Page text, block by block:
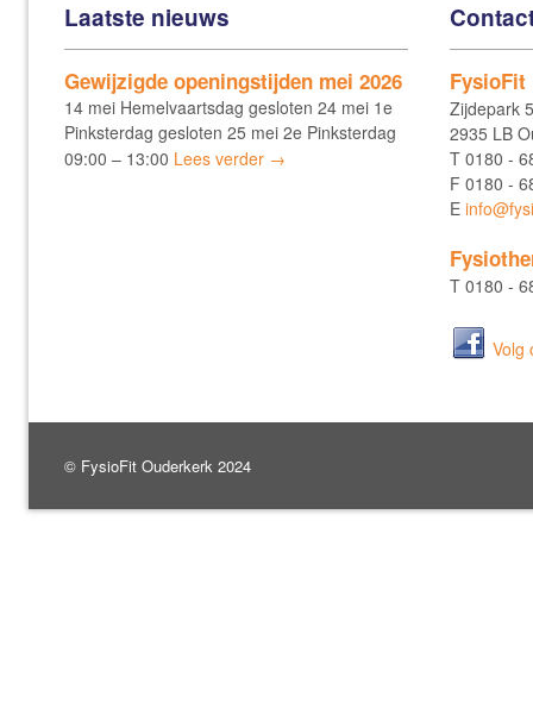
Laatste nieuws
Gewijzigde openingstijden mei 2026
14 mei Hemelvaartsdag gesloten 24 mei 1e
Pinksterdag gesloten 25 mei 2e Pinksterdag
09:00 – 13:00 Lees verder →
FysioFit
Zijdepark
2935 LB
T 0180 -
F 0180 -
E
T 0180 -
Volg
© FysioFit Ouderkerk 2024